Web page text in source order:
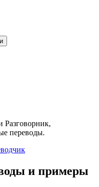
Разговорник,
переводы.
и примеры